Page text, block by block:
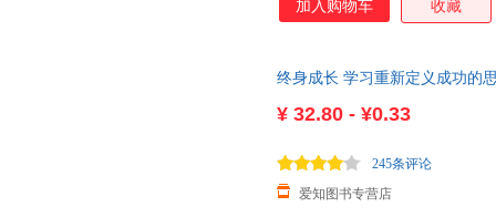
加入购物车 收藏
终身成长 学习重新定义成功的
¥ 32.80 - ¥0.33
爱知图书专营店
245条评论